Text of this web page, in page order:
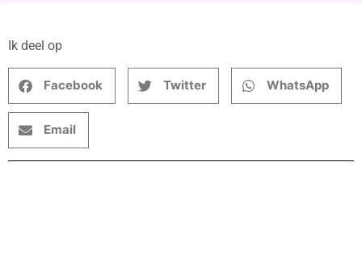
Ik deel op
Facebook Twitter WhatsApp
Email